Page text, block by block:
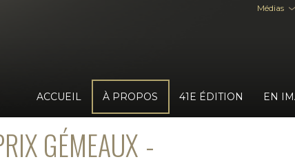
ACCUEIL À PROPOS 41E ÉDITION EN
Médias
GÉMEAUX